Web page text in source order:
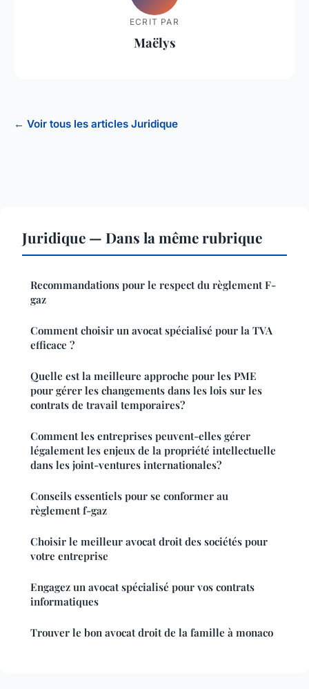
ECRIT PAR
Maëlys
← Voir tous les articles Juridique
Juridique — Dans la même rubrique
Recommandations pour le respect du règlement F-
gaz
Comment choisir un avocat spécialisé pour la TVA
efficace ?
Quelle est la meilleure approche pour les PME
pour gérer les changements dans les lois sur les
contrats de travail temporaires?
Comment les entreprises peuvent-elles gérer
légalement les enjeux de la propriété intellectuelle
dans les joint-ventures internationales?
Conseils essentiels pour se conformer au
règlement f-gaz
Choisir le meilleur avocat droit des sociétés pour
votre entreprise
Engagez un avocat spécialisé pour vos contrats
informatiques
Trouver le bon avocat droit de la famille à monaco